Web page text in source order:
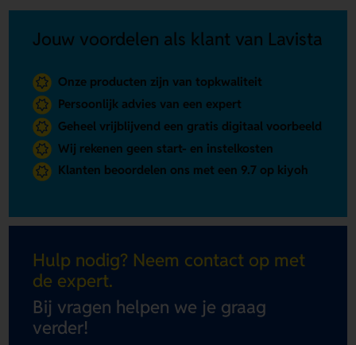
Jouw voordelen als klant van Lavista
Onze producten zijn van topkwaliteit
Persoonlijk advies van een expert
Geheel vrijblijvend een gratis digitaal voorbeeld
Wij rekenen geen start- en instelkosten
Klanten beoordelen ons met een 9.7 op kiyoh
Hulp nodig? Neem contact op met
de expert.
Bij vragen helpen we je graag
verder!